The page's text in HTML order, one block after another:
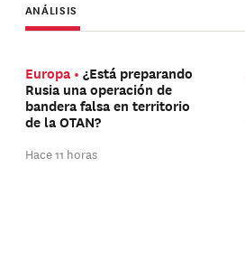
ANÁLISIS
Europa
¿Está preparando
Rusia una operación de
bandera falsa en territorio
de la OTAN?
Hace 11 horas